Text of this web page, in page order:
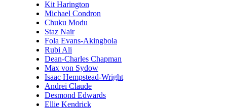
Kit Harington
Michael Condron
Chuku Modu
Staz Nair
Fola Evans-Akingbola
Rubi Ali
Dean-Charles Chapman
Max von Sydow
Isaac Hempstead-Wright
Andrei Claude
Desmond Edwards
Ellie Kendrick